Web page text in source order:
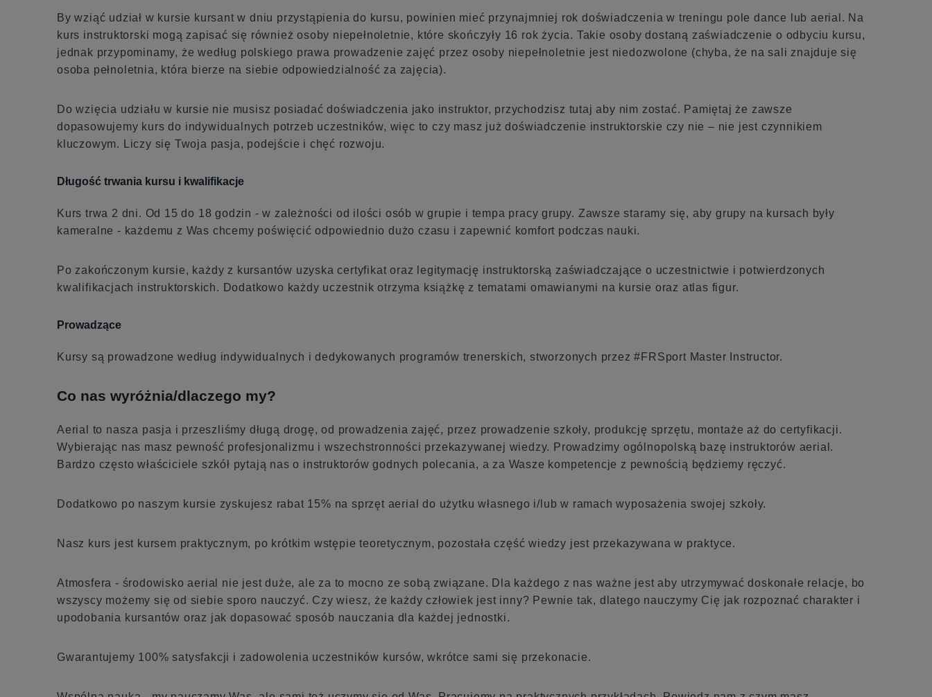
By wziąć udział w kursie kursant w dniu przystąpienia do kursu, powinien mieć przynajmniej rok doświadczenia w treningu pole dance lub aerial. Na
kurs instruktorski mogą zapisać się również osoby niepełnoletnie, które skończyły 16 rok życia. Takie osoby dostaną zaświadczenie o odbyciu kursu,
jednak przypominamy, że według polskiego prawa prowadzenie zajęć przez osoby niepełnoletnie jest niedozwolone (chyba, że na sali znajduje się
osoba pełnoletnia, która bierze na siebie odpowiedzialność za zajęcia).
Do wzięcia udziału w kursie nie musisz posiadać doświadczenia jako instruktor, przychodzisz tutaj aby nim zostać. Pamiętaj że zawsze
dopasowujemy kurs do indywidualnych potrzeb uczestników, więc to czy masz już doświadczenie instruktorskie czy nie – nie jest czynnikiem
kluczowym. Liczy się Twoja pasja, podejście i chęć rozwoju.
Długość trwania kursu i kwalifikacje
Kurs trwa 2 dni. Od 15 do 18 godzin - w zależności od ilości osób w grupie i tempa pracy grupy. Zawsze staramy się, aby grupy na kursach były
kameralne - każdemu z Was chcemy poświęcić odpowiednio dużo czasu i zapewnić komfort podczas nauki.
Po zakończonym kursie, każdy z kursantów uzyska certyfikat oraz legitymację instruktorską zaświadczające o uczestnictwie i potwierdzonych
kwalifikacjach instruktorskich. Dodatkowo każdy uczestnik otrzyma książkę z tematami omawianymi na kursie oraz atlas figur.
Prowadzące
Kursy są prowadzone według indywidualnych i dedykowanych programów trenerskich, stworzonych przez #FRSport Master Instructor.
Co nas wyróżnia/dlaczego my?
Aerial to nasza pasja i przeszliśmy długą drogę, od prowadzenia zajęć, przez prowadzenie szkoły, produkcję sprzętu, montaże aż do certyfikacji.
Wybierając nas masz pewność profesjonalizmu i wszechstronności przekazywanej wiedzy. Prowadzimy ogólnopolską bazę instruktorów aerial.
Bardzo często właściciele szkół pytają nas o instruktorów godnych polecania, a za Wasze kompetencje z pewnością będziemy ręczyć.
Dodatkowo po naszym kursie zyskujesz rabat 15% na sprzęt aerial do użytku własnego i/lub w ramach wyposażenia swojej szkoły.
Nasz kurs jest kursem praktycznym, po krótkim wstępie teoretycznym, pozostała część wiedzy jest przekazywana w praktyce.
Atmosfera - środowisko aerial nie jest duże, ale za to mocno ze sobą związane. Dla każdego z nas ważne jest aby utrzymywać doskonałe relacje, bo
wszyscy możemy się od siebie sporo nauczyć. Czy wiesz, że każdy człowiek jest inny? Pewnie tak, dlatego nauczymy Cię jak rozpoznać charakter i
upodobania kursantów oraz jak dopasować sposób nauczania dla każdej jednostki.
Gwarantujemy 100% satysfakcji i zadowolenia uczestników kursów, wkrótce sami się przekonacie.